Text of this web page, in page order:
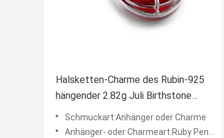
Halsketten-Charme des Rubin-925
hängender 2.82g Juli Birthstone
hängender silbernen des Edelstein-
Schmuckart:Anhänger oder Charme
Anhänger- oder Charmeart:Ruby Pendant